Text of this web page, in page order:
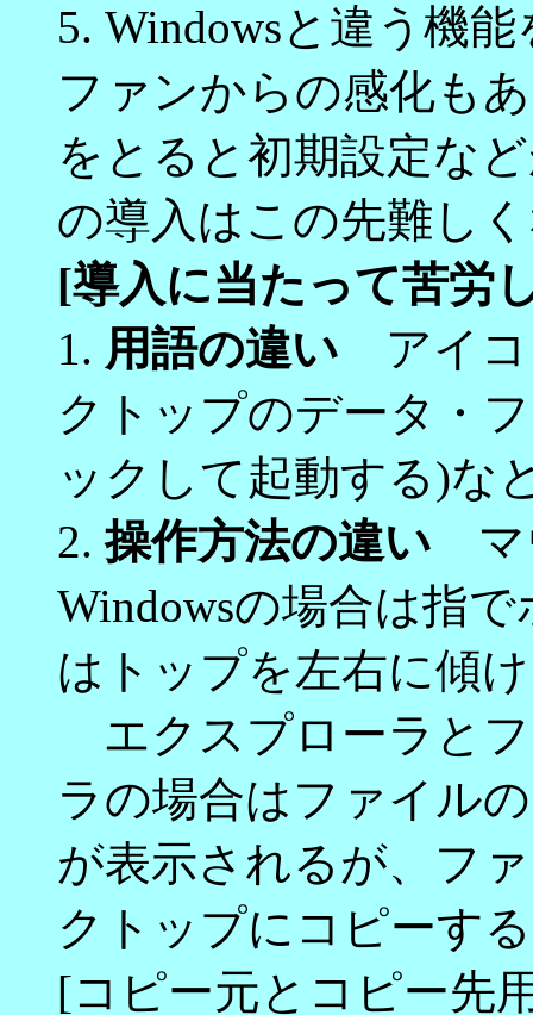
5. Windowsと違う機
ファンからの感化も
をとると初期設定な
の導入はこの先難し
[導入に当たって苦労
1. 用語の違い アイ
クトップのデータ・
ックして起動する)な
2.操作方法の違い マ
Windowsの場合は指
はトップを左右に傾
エクスプローラと
ラの場合はファイル
が表示されるが、フ
クトップにコピーす
[コピー元とコピー先